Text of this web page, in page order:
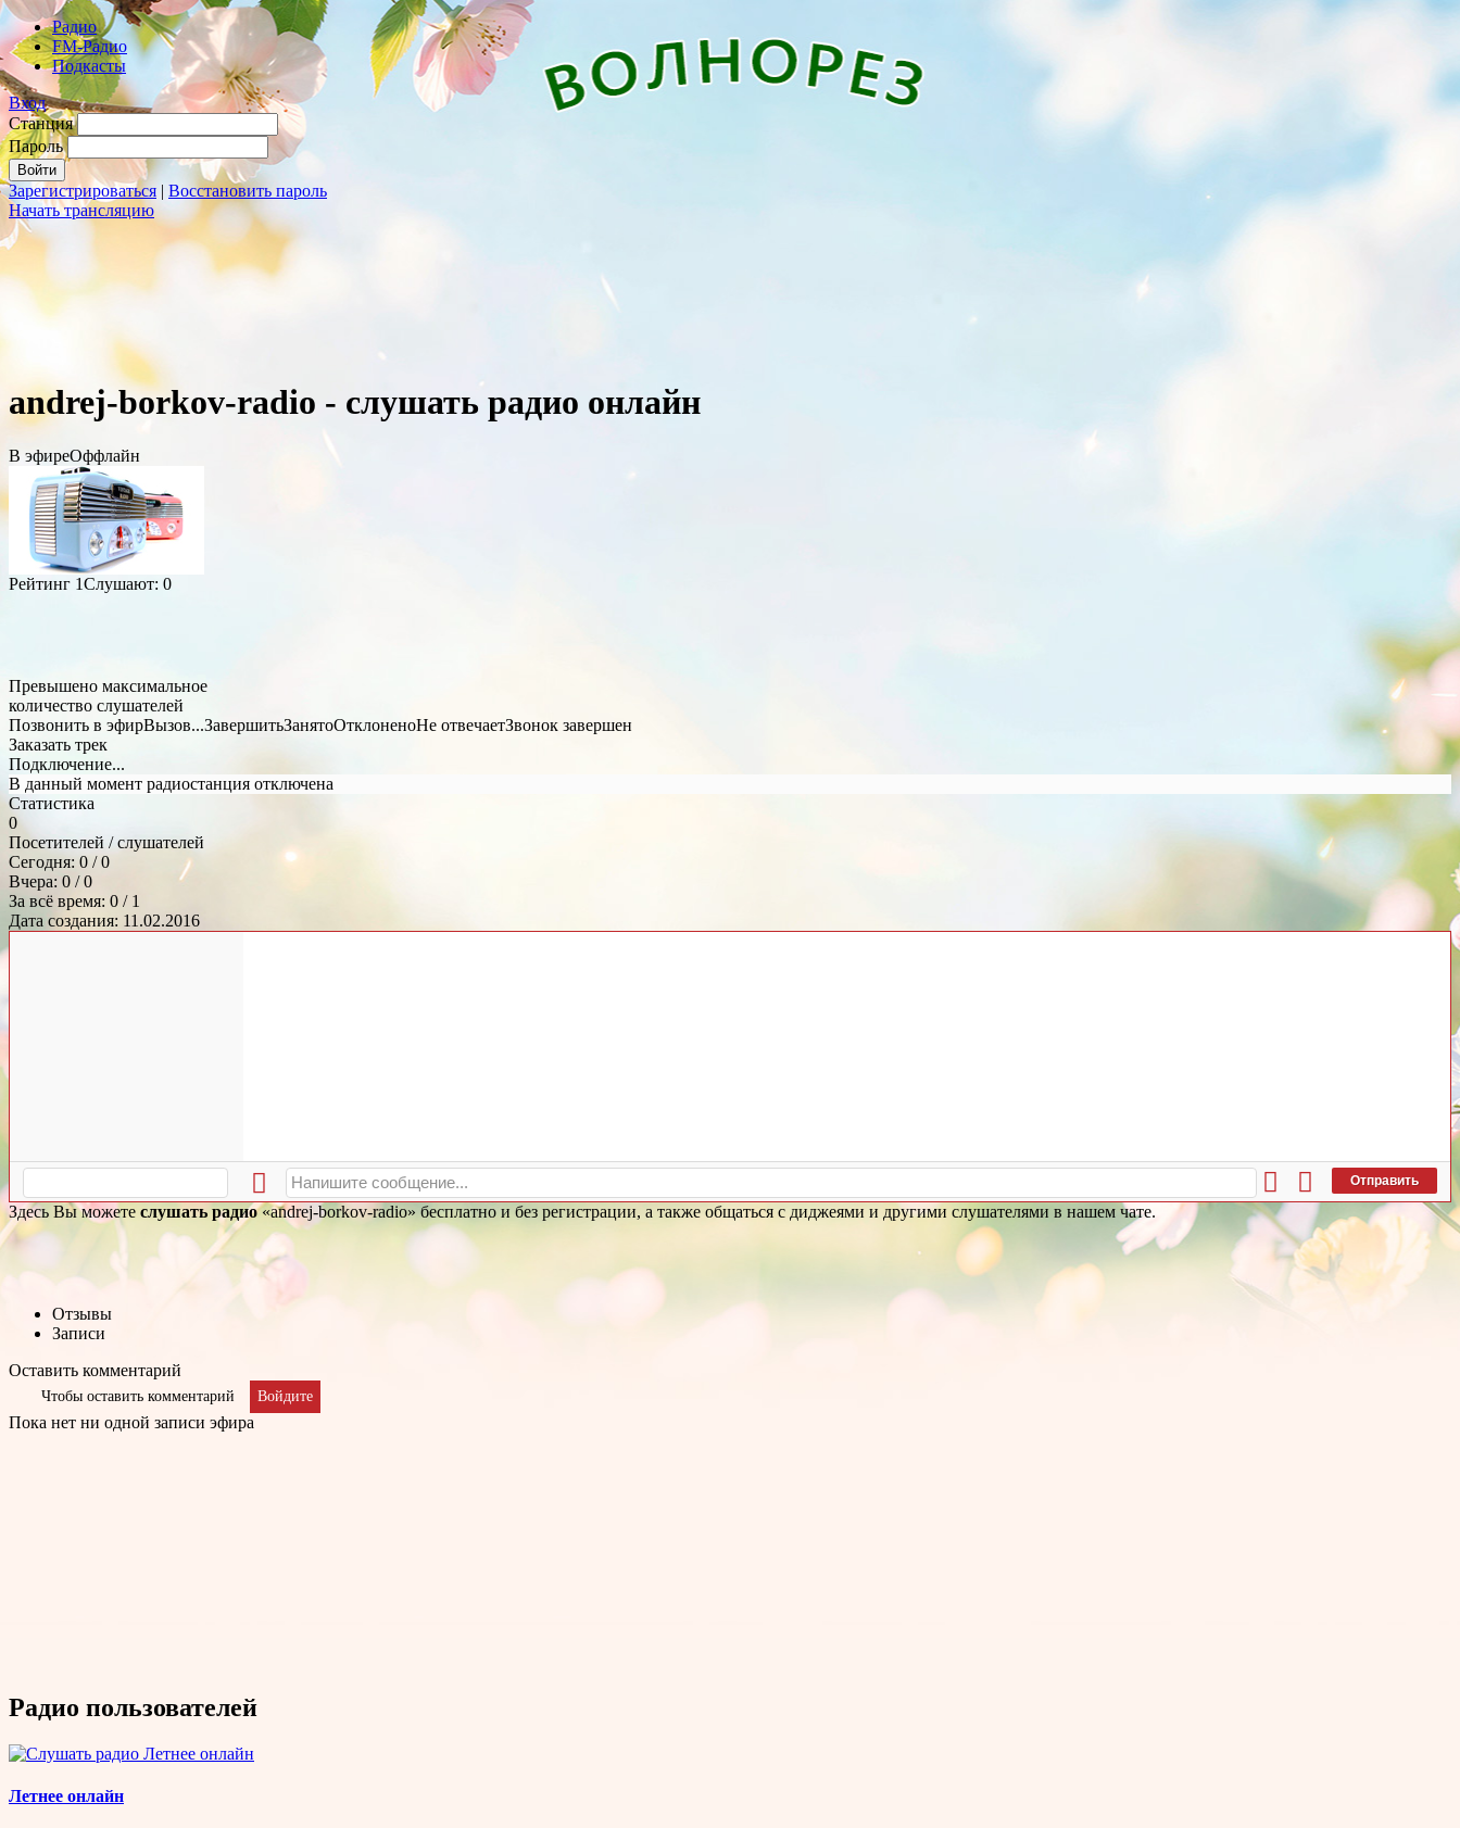
Радио
FM-Радио
Подкасты
Вход
Станция
Пароль
Зарегистрироваться | Восстановить пароль
Начать трансляцию
andrej-borkov-radio - слушать радио онлайн
В эфиреОффлайн
Рейтинг 1Слушают: 0
Превышено максимальное
количество слушателей
Позвонить в эфирВызов...ЗавершитьЗанятоОтклоненоНе отвечаетЗвонок завершен
Заказать трек
Подключение...
В данный момент радиостанция отключена
Статистика
0
Посетителей / слушателей
Сегодня: 0 / 0
Вчера: 0 / 0
За всё время: 0 / 1
Дата создания: 11.02.2016
Отправить
Здесь Вы можете слушать радио«andrej-borkov-radio» бесплатно и без регистрации, а также общаться с диджеями и другими слушателями в нашем чате.
Отзывы
Записи
Оставить комментарий
Чтобы оставить комментарий Войдите
Пока нет ни одной записи эфира
Радио пользователей
Летнее онлайн